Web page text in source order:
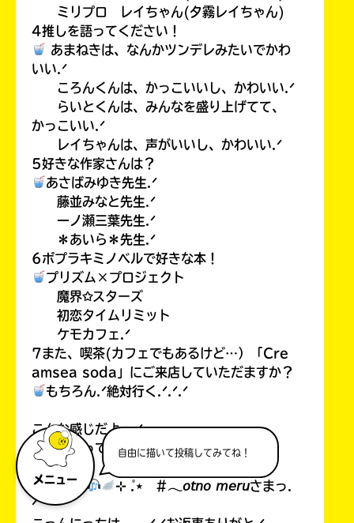
メニュー
自由に描いて投稿してみてね！
ミリプロ レイちゃん(夕霧レイちゃん)
4推しを語ってください！
あまねきは、なんかツンデレみたいでかわ
いい.ᐟ
ころんくんは、かっこいいし、かわいい.ᐟ
らいとくんは、みんなを盛り上げてて、
かっこいい.ᐟ
レイちゃんは、声がいいし、かわいい.ᐟ
5好きな作家さんは？
あさばみゆき先生.ᐟ
藤並みなと先生.ᐟ
一ノ瀬三葉先生.ᐟ
＊あいら＊先生.ᐟ
6ポプラキミノベルで好きな本！
プリズム×プロジェクト
魔界✩スターズ
初恋タイムリミット
ケモカフェ.ᐟ
7また、喫茶(カフェでもあるけど…）「Cre
amsea soda」にご来店していただますか？
もちろん.ᐟ絶対行く.ᐟ.ᐟ.ᐟ
こんな感じだよっ.ᐟ
お返事待ってるよぉ.ᐟ.ᐟ.ᐟ
音乃 める
⊹ ̊.⋆ #𓂃𝘰𝘵𝘯𝘰 𝘮𝘦𝘳𝘶さまっ.
ᐟ